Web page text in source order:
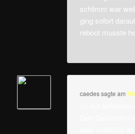
schlimm war
ging sofort
reboot musste
caedessagte am